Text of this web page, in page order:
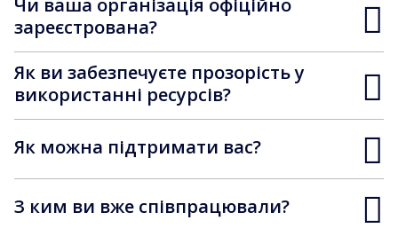
Чи ваша організація офіційно
зареєстрована?
Як ви забезпечуєте прозорість у
використанні ресурсів?
Як можна підтримати вас?
З ким ви вже співпрацювали?